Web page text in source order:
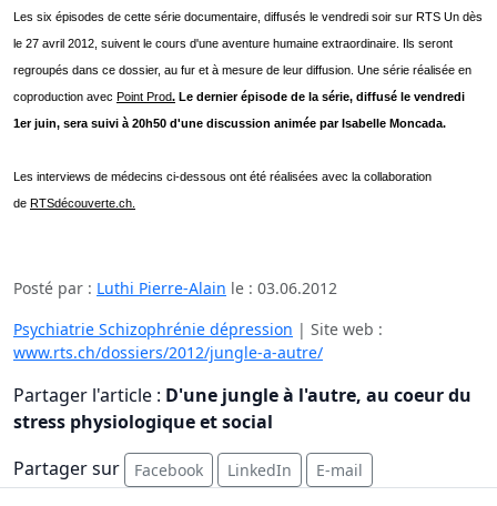
Les six épisodes de cette série documentaire, diffusés le vendredi soir sur RTS Un dès
le 27 avril 2012, suivent le cours d'une aventure humaine extraordinaire. Ils seront
regroupés dans ce dossier, au fur et à mesure de leur diffusion. Une série réalisée en
coproduction avec Point Prod. Le dernier épisode de la série, diffusé le vendredi
1er juin, sera suivi à 20h50 d'une discussion animée par Isabelle Moncada.
Les interviews de médecins ci-dessous ont été réalisées avec la collaboration
de RTSdécouverte.ch
Posté par : Luthi Pierre-Alain le : 03.06.2012
Psychiatrie Schizophrénie dépression | Site web :
www.rts.ch/dossiers/2012/jungle-a-autre/
Partager l'article : D'une jungle à l'autre, au coeur du
stress physiologique et social
Partager sur
Facebook LinkedIn E-mail